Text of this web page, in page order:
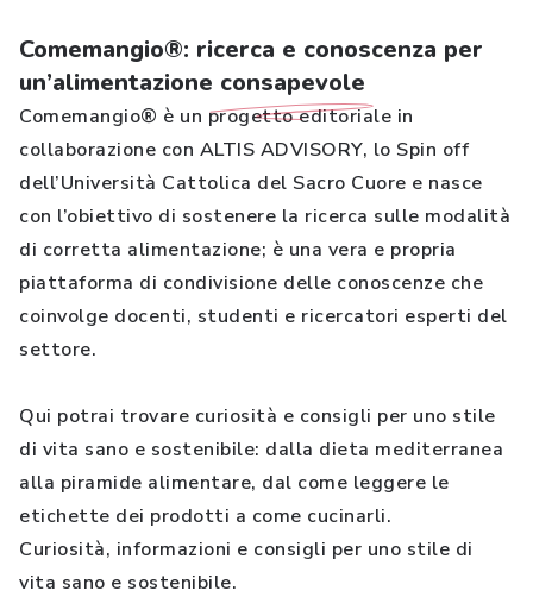
Comemangio®: ricerca e conoscenza per
un’alimentazione consapevole
Comemangio® è un progetto editoriale in
collaborazione con ALTIS ADVISORY, lo Spin off
dell’Università Cattolica del Sacro Cuore e nasce
con l’obiettivo di sostenere la ricerca sulle modalità
di corretta alimentazione; è una vera e propria
piattaforma di condivisione delle conoscenze che
coinvolge docenti, studenti e ricercatori esperti del
settore.
Qui potrai trovare curiosità e consigli per uno stile
di vita sano e sostenibile: dalla dieta mediterranea
alla piramide alimentare, dal come leggere le
etichette dei prodotti a come cucinarli.
Curiosità, informazioni e consigli per uno stile di
vita sano e sostenibile.